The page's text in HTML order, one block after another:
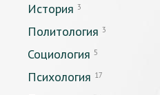
История 3
Политология 3
Социология 5
Психология 17